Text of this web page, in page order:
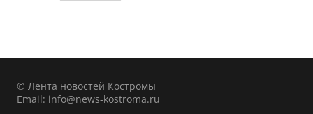
© Лента новостей Костромы
Email: info@news-kostroma.ru